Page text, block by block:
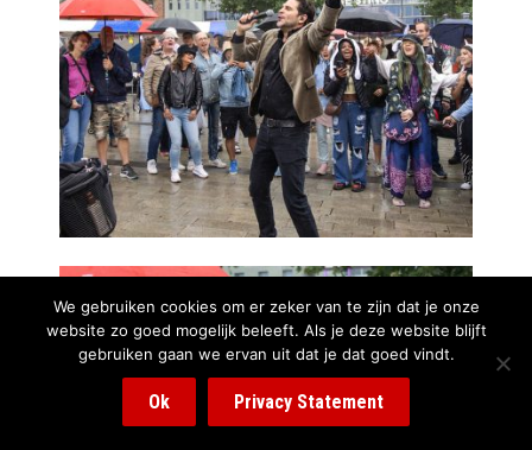
We gebruiken cookies om er zeker van te zijn dat je onze
website zo goed mogelijk beleeft. Als je deze website blijft
gebruiken gaan we ervan uit dat je dat goed vindt.
Ok Privacy Statement